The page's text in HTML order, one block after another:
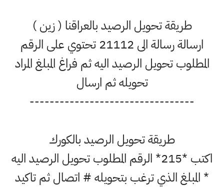
طريقة تحويل الرصيد بالعراقنا ( زين )
ارسالة رسالة الى 21112 تحتوي على الرقم
المطلوب تحويل الرصيد اليه ثم فراغ المبلغ المراد
تحويله ثم ارسال
---------------------------------
طريقة تحويل الرصيد بالكورك
اكتب *215* الرقم المطلوب تحويل الرصيد اليه
* المبلغ الذي ترغب بتحويله # اتصال ثم تاكيد